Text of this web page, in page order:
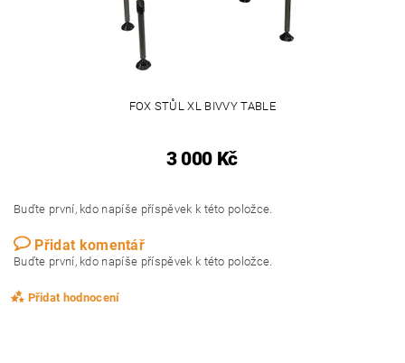
FOX STŮL XL BIVVY TABLE
3 000 Kč
Buďte první, kdo napíše příspěvek k této položce.
Přidat komentář
Buďte první, kdo napíše příspěvek k této položce.
Přidat hodnocení